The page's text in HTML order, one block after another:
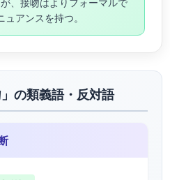
アンスを持つ。
の類義語・反対語